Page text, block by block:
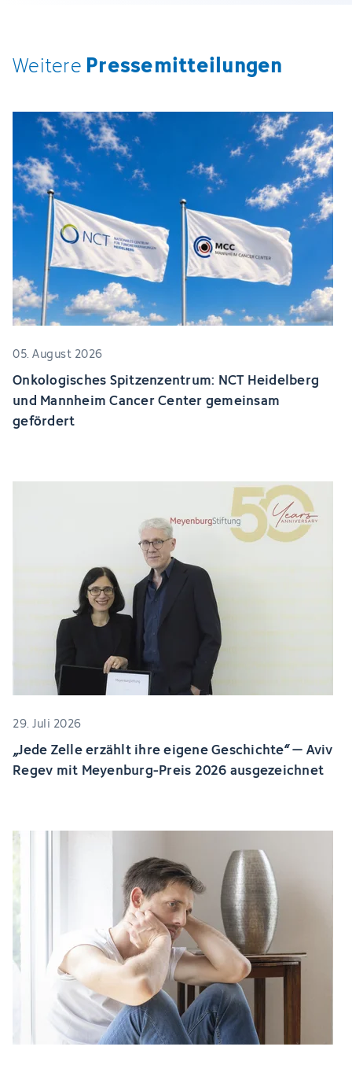
Weitere Pressemitteilungen
05. August 2026
Onkologisches Spitzenzentrum: NCT Heidelberg
und Mannheim Cancer Center gemeinsam
gefördert
29. Juli 2026
„Jede Zelle erzählt ihre eigene Geschichte“ – Aviv
Regev mit Meyenburg-Preis 2026 ausgezeichnet